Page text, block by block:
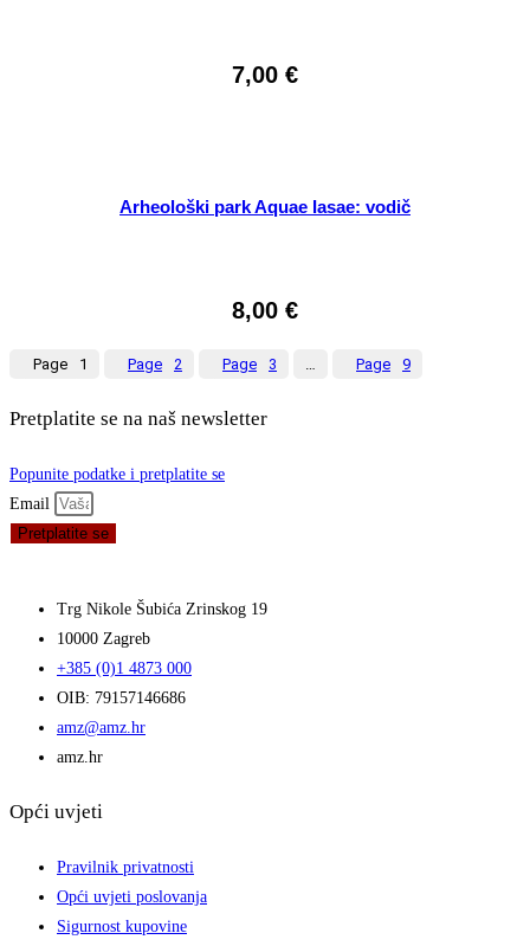
7,00 €
Arheološki park Aquae Iasae: vodič
8,00 €
Page 1 Page 2 Page 3 Page 9
Pretplatite se na naš newsletter
Popunite podatke i pretplatite se
Email
Pretplatite se
Trg Nikole Šubića Zrinskog 19
10000 Zagreb
+385 (0)1 4873 000
OIB: 79157146686
amz@amz.hr
amz.hr
Opći uvjeti
Pravilnik privatnosti
Opći uvjeti poslovanja
Sigurnost kupovine